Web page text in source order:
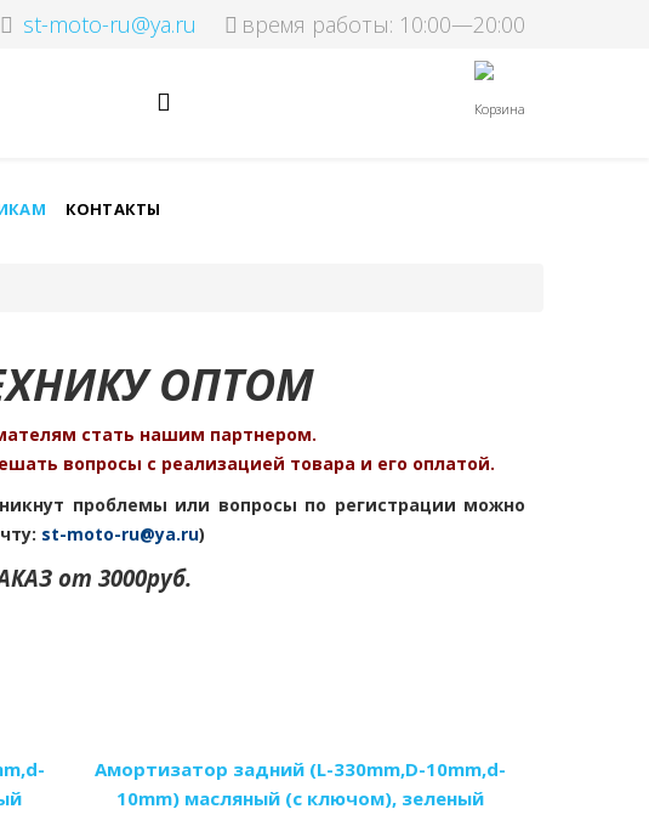
st-moto-ru@ya.ru время работы: 10:00—20:00
КОНТАКТЫ
Корзина
ОПТОМ
стать нашим партнером.
вопросы с реализацией товара и его оплатой.
проблемы или вопросы по регистрации можно
st-moto-ru@ya.ru)
от 3000руб.
Амортизатор задний (L-330mm,D-10mm,d-
10mm) масляный (с ключом), зеленый